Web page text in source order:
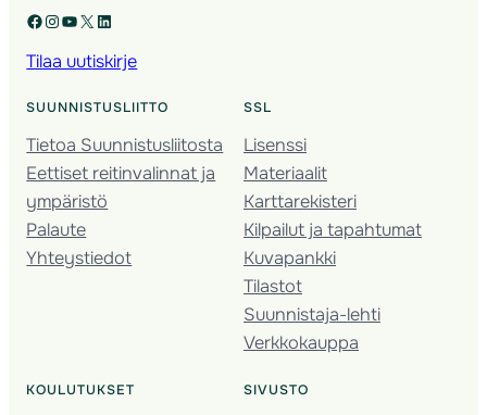
Facebook Instagram YouTube X LinkedIn
Tilaa uutiskirje
SUUNNISTUSLIITTO
Tietoa Suunnistusliitosta
Eettiset reitinvalinnat ja
ympäristö
Palaute
Yhteystiedot
SSL
Lisenssi
Materiaalit
Karttarekisteri
Kilpailut ja tapahtumat
Kuvapankki
Tilastot
Suunnistaja-lehti
Verkkokauppa
KOULUTUKSET SIVUSTO